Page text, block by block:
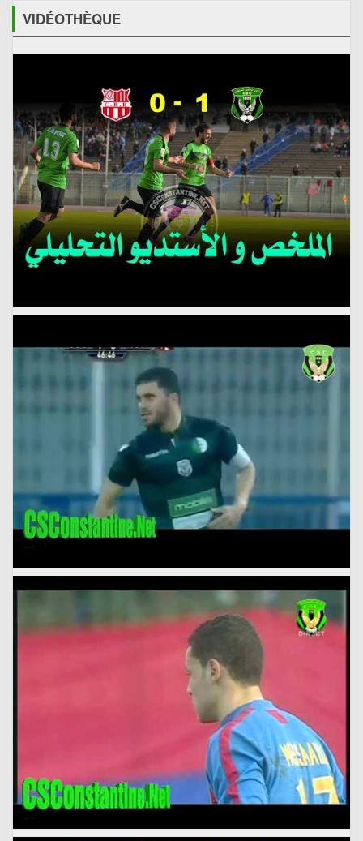
VIDÉOTHÈQUE